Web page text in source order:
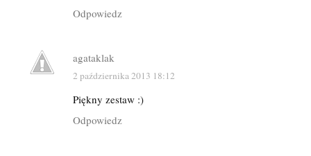
Odpowiedz
agataklak
2 października 2013 18:12
Piękny zestaw :)
Odpowiedz